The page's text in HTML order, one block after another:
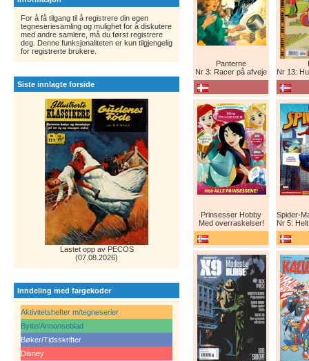
For å få tilgang til å registrere din egen
tegneseriesamling og mulighet for å diskutere
med andre samlere, må du først registrere
deg. Denne funksjonaliteten er kun tilgjengelig
for registrerte brukere.
Siste innlagte forside
Lastet opp av PECOS
(07.08.2026)
Inndeling med fargekoder
Aktivitetshefter m/tegneserier
Bytte/Annonseblad
Bøker/Tidsskrifter
Disney
Panterne
Nr 3: Racer på afveje
Nr 13: Humor
Prinsesser Hobby
Med overraskelser!
Nr 5: Helt ny